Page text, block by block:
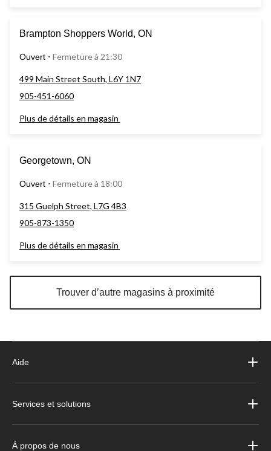
Brampton Shoppers World, ON
Ouvert ⋅ Fermeture à 21:30
499 Main Street South, L6Y 1N7
905-451-6060
Plus de détails en magasin
Georgetown, ON
Ouvert ⋅ Fermeture à 18:00
315 Guelph Street, L7G 4B3
905-873-1350
Plus de détails en magasin
Trouver d’autre magasins à proximité
Aide
Services et solutions
À propos de nous